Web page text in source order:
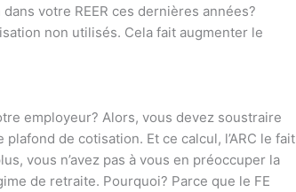
votre REER ces dernières années?
non utilisés. Cela fait augmenter le
employeur? Alors, vous devez soustraire
de cotisation. Et ce calcul, l’ARC le fait
vous n’avez pas à vous en préoccuper la
de retraite. Pourquoi? Parce que le FE